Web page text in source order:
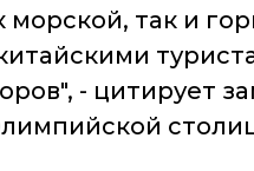
так и
- цитирует